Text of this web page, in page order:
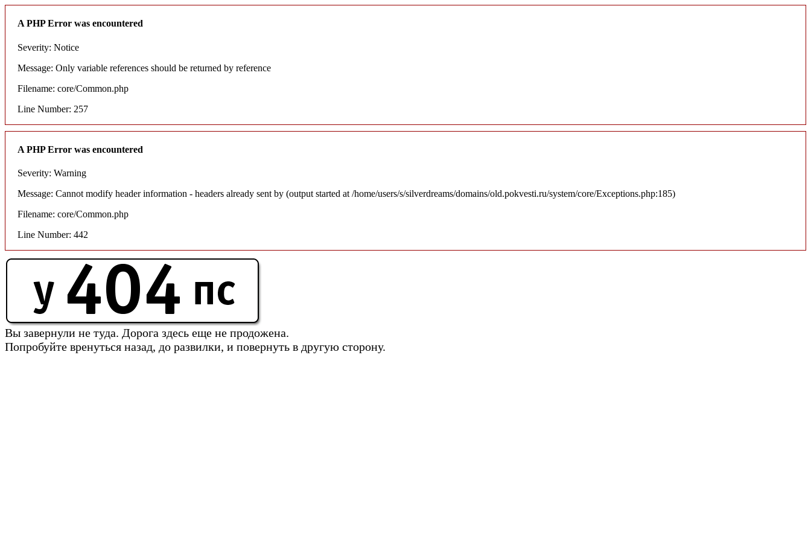
A PHP Error was encountered
Severity: Notice
Message: Only variable references should be returned by reference
Filename: core/Common.php
Line Number: 257
A PHP Error was encountered
Severity: Warning
Message: Cannot modify header information - headers already sent by (output started at /home/users/s/silverdreams/domains/old.pokvesti.ru/system/core/Exceptions.php:185)
Filename: core/Common.php
Line Number: 442
Вы завернули не туда. Дорога здесь еще не продожена.
Попробуйте вренуться назад, до развилки, и повернуть в другую сторону.